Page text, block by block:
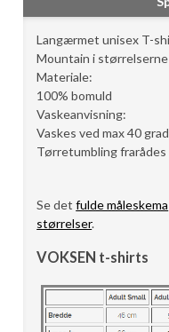
Langærmet unisex T-
Mountain i størrelserne
Materiale:
100% bomuld
Vaskeanvisning:
Vaskes ved max 40
Tørretumbling frarådes
Se detfulde måleskema
størrelser.
VOKSEN t-shirts